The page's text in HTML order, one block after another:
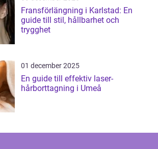
Fransförlängning i Karlstad: En
guide till stil, hållbarhet och
trygghet
01 december 2025
En guide till effektiv laser-
hårborttagning i Umeå